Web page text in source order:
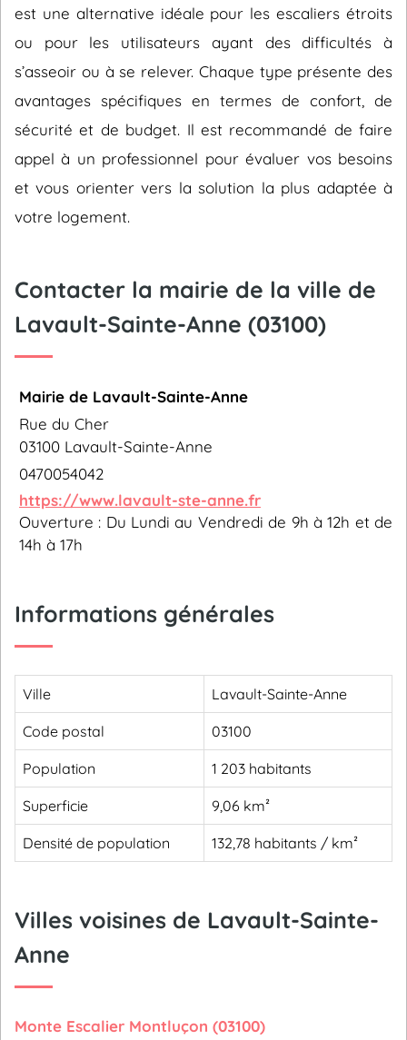
est une alternative idéale pour les escaliers étroits
ou pour les utilisateurs ayant des difficultés à
s’asseoir ou à se relever. Chaque type présente des
avantages spécifiques en termes de confort, de
sécurité et de budget. Il est recommandé de faire
appel à un professionnel pour évaluer vos besoins
et vous orienter vers la solution la plus adaptée à
votre logement.
Contacter la mairie de la ville de
Lavault-Sainte-Anne (03100)
Mairie de Lavault-Sainte-Anne
Rue du Cher
03100 Lavault-Sainte-Anne
0470054042
https://www.lavault-ste-anne.fr
Ouverture : Du Lundi au Vendredi de 9h à 12h et de
14h à 17h
Informations générales
Ville Lavault-Sainte-Anne
Code postal 03100
Population 1 203 habitants
Superficie 9,06 km²
Densité de population 132,78 habitants / km²
Villes voisines de Lavault-Sainte-
Anne
Monte Escalier Montluçon (03100)